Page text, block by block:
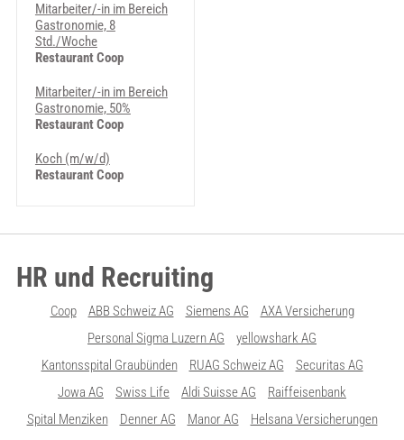
Mitarbeiter/-in im Bereich
Gastronomie, 8
Std./Woche
Restaurant Coop
Mitarbeiter/-in im Bereich
Gastronomie, 50%
Restaurant Coop
Koch (m/w/d)
Restaurant Coop
HR und Recruiting
Coop ABB Schweiz AG Siemens AG
AXA Versicherung
Personal Sigma Luzern AG
yellowshark AG
Kantonsspital Graubünden
RUAG Schweiz AG
Securitas AG
Jowa AG
Swiss Life Aldi Suisse AG
Raiffeisenbank
Spital Menziken
Denner AG Manor AG
Helsana Versicherungen